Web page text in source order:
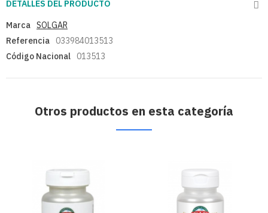
DETALLES DEL PRODUCTO
Marca SOLGAR
Referencia
033984013513
Código Nacional
013513
Otros productos en esta categoría